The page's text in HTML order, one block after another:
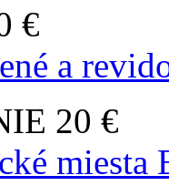
€
a
20 €
miesta